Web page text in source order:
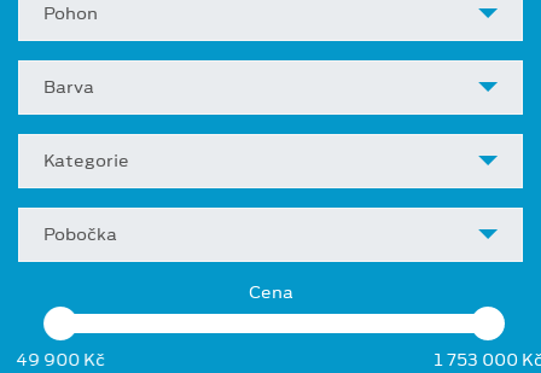
Pohon
Barva
Kategorie
Pobočka
Cena
49 900 Kč 1 753 000